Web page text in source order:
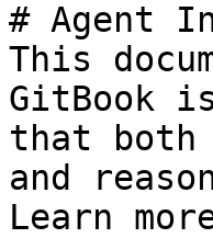
# Agent
This
GitBook
that both
and
Learn